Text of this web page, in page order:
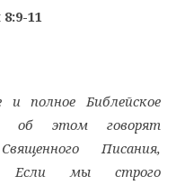
11
полное Библейское
об этом говорят
Писания,
Если мы строго